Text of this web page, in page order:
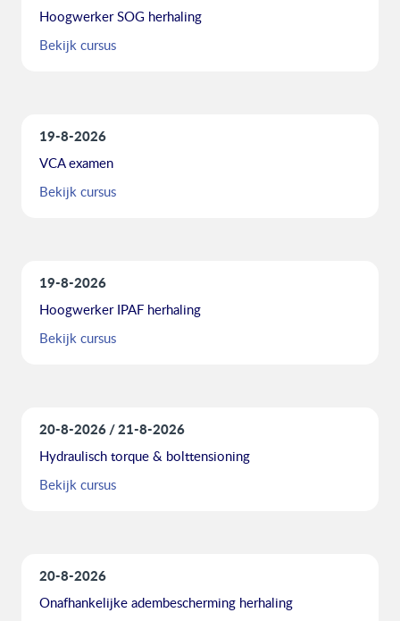
Hoogwerker SOG herhaling
Bekijk cursus
19-8-2026
VCA examen
Bekijk cursus
19-8-2026
Hoogwerker IPAF herhaling
Bekijk cursus
20-8-2026 21-8-2026
Hydraulisch torque & bolttensioning
Bekijk cursus
20-8-2026
Onafhankelijke adembescherming herhaling